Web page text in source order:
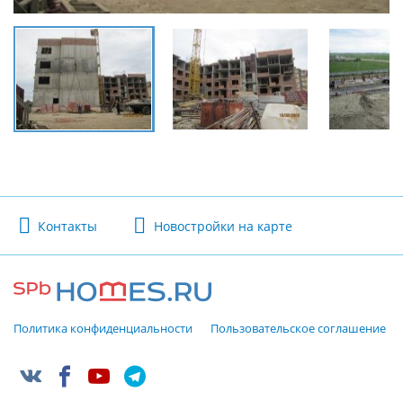
Контакты Новостройки на карте
Политика конфиденциальности Пользовательское соглашение